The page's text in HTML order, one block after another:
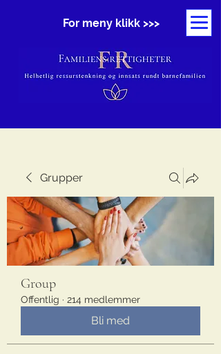
For meny klikk >>>
Grupper
Group
Offentlig · 214 medlemmer
Bli med